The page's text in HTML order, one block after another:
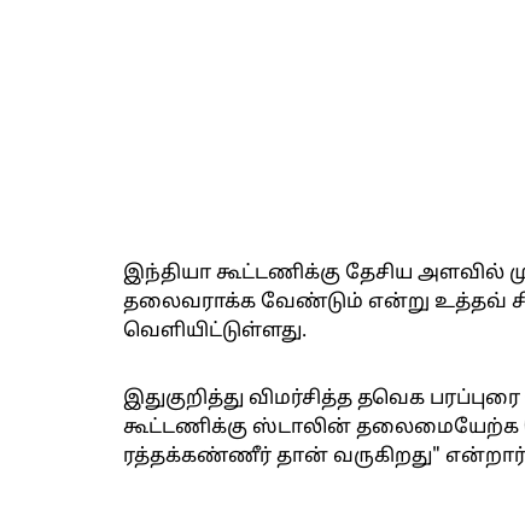
இந்தியா கூட்டணிக்கு தேசிய
தலைவராக்க வேண்டும் என்று உத்தவ்
வெளியிட்டுள்ளது.
இதுகுறித்து விமர்சித்த தவெக
கூட்டணிக்கு ஸ்டாலின் தலைமையேற்க
ரத்தக்கண்ணீர் தான் வருகிறது"